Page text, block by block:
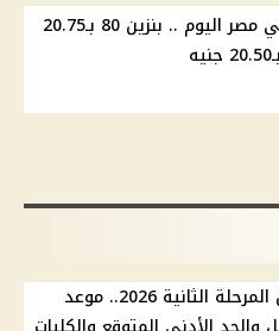
أسعار الوقود في مصر اليوم .. بنزين 80 بـ20.75
مؤشرات تنسيق المرحلة الثانية 2026.. موعد